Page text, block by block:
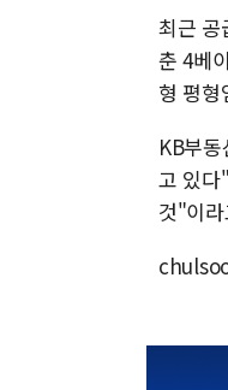
최근 공
춘 4베
형 평형
KB부
고 있다
것"이